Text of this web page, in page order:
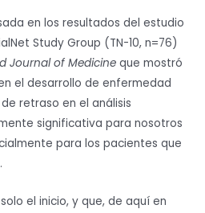
en los resultados del estudio
Study Group (TN-10, n=76)
Journal of Medicine que mostró
el desarrollo de enfermedad
retraso en el análisis
significativa para nosotros
para los pacientes que
el inicio, y que, de aquí en